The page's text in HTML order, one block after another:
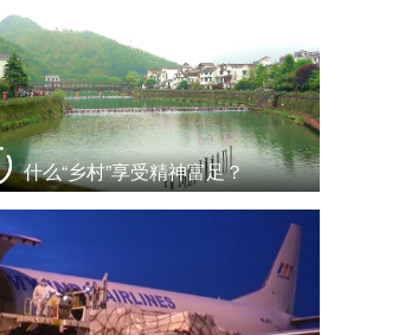
什么“乡村”享受精神富足？